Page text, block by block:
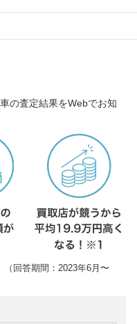
の査定結果をWebでお知
回答期間：2023年6月〜